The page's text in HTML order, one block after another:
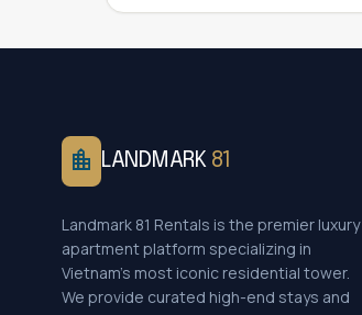
location_city LANDMARK 81
Landmark 81 Rentals is the premier luxury
apartment platform specializing in
Vietnam's most iconic residential tower.
We provide curated high-end stays and